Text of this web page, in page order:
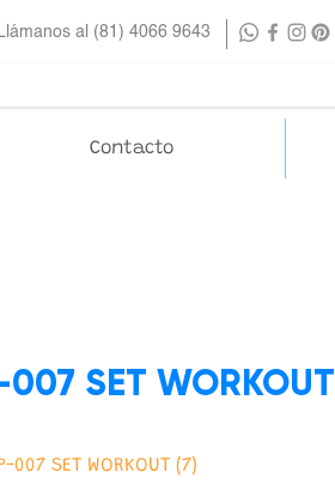
Llámanos al (81) 4066 9643
Contacto
007 SET WORKOUT
007 SET WORKOUT (7)